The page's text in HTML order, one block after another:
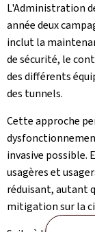
L'Administration
année deux
inclut la
de sécurité, le
des différents
des tunnels.
Cette approche
invasive possible.
usagères et
réduisant, autant
mitigation sur la